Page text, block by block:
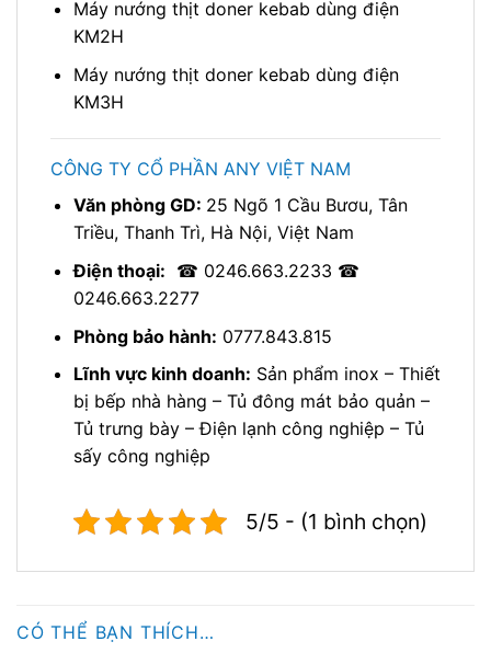
Máy nướng thịt doner kebab dùng điện
KM2H
Máy nướng thịt doner kebab dùng điện
KM3H
CÔNG TY CỔ PHẦN ANY VIỆT NAM
Văn phòng GD: 25 Ngõ 1 Cầu Bươu, Tân
Triều, Thanh Trì, Hà Nội, Việt Nam
Điện thoại: ☎ 0246.663.2233 ☎
0246.663.2277
Phòng bảo hành: 0777.843.815
Lĩnh vực kinh doanh: Sản phẩm inox – Thiết
bị bếp nhà hàng – Tủ đông mát bảo quản –
Tủ trưng bày – Điện lạnh công nghiệp – Tủ
sấy công nghiệp
5/5 - (1 bình chọn)
CÓ THỂ BẠN THÍCH…